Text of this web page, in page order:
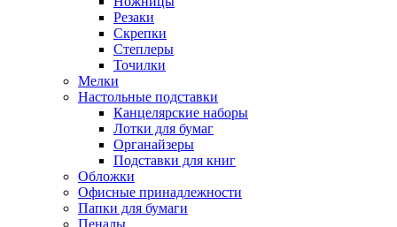
Резаки
Скрепки
Степлеры
Точилки
Мелки
Настольные подставки
Канцелярские наборы
Лотки для бумаг
Органайзеры
Подставки для книг
Обложки
Офисные принадлежности
Папки для бумаги
Пеналы